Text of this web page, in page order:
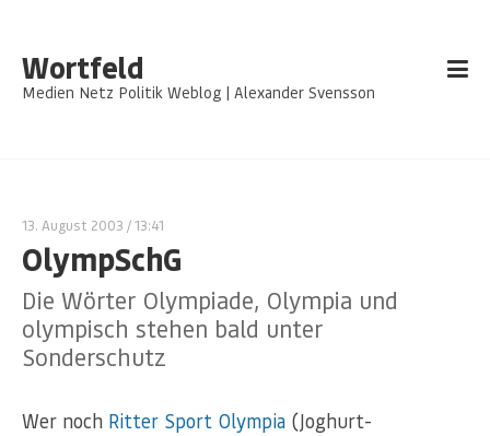
Wortfeld
Medien Netz Politik Weblog | Alexander Svensson
13. August 2003 / 13:41
OlympSchG
Die Wörter Olympiade, Olympia und
olympisch stehen bald unter
Sonderschutz
Wer noch Ritter Sport Olympia (Joghurt-